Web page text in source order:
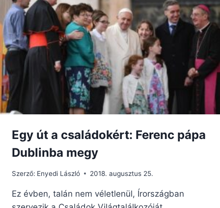
Egy út a családokért: Ferenc pápa
Dublinba megy
Szerző: Enyedi László 2018. augusztus 25.
Ez évben, talán nem véletlenül, Írországban